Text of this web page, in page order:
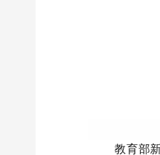
教育部